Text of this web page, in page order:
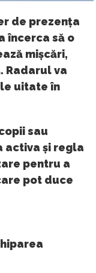
de prezența
încerca să o
mișcări,
Radarul va
uitate în
sau
activa și regla
pentru a
pot duce